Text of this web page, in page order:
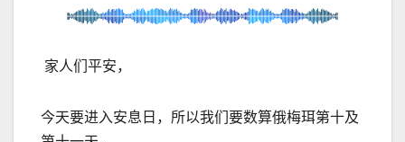
家人们平安，
今天要进入安息日，所以我们要数算俄梅珥第十及